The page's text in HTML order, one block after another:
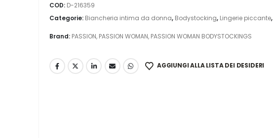
COD: D-216359
Categorie: Biancheria intima da donna, Bodystocking, Lingerie piccante,
Brand: PASSION, PASSION WOMAN, PASSION WOMAN BODYSTOCKINGS
AGGIUNGI ALLA LISTA DEI DESIDERI